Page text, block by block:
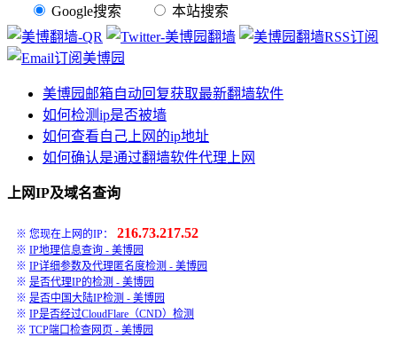
Google搜索 本站搜索
美博园邮箱自动回复获取最新翻墙软件
如何检测ip是否被墙
如何查看自己上网的ip地址
如何确认是通过翻墙软件代理上网
上网IP及域名查询
※ 您现在上网的IP： 216.73.217.52
※ IP地理信息查询 - 美博园
※ IP详细参数及代理匿名度检测 - 美博园
※ 是否代理IP的检测 - 美博园
※ 是否中国大陆IP检测 - 美博园
※ IP是否经过CloudFlare（CND）检测
※ TCP端口检查网页 - 美博园